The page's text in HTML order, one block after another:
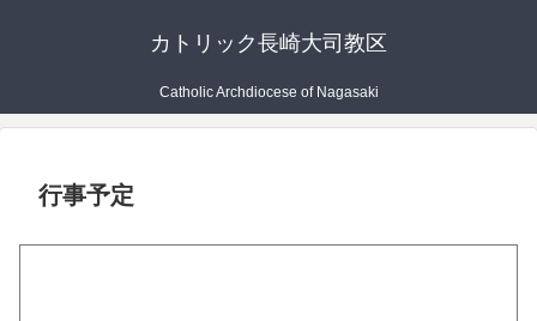
カトリック長崎大司教区
Catholic Archdiocese of Nagasaki
行事予定